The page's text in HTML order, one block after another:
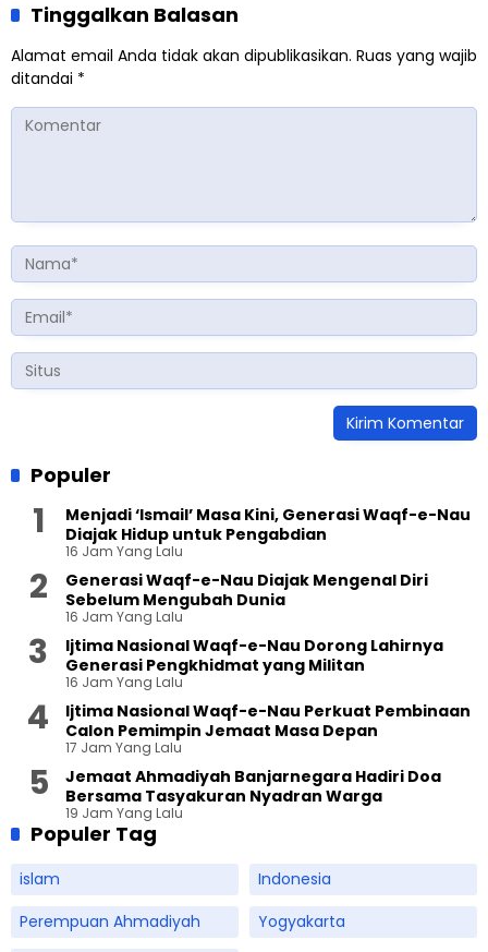
Tinggalkan Balasan
Alamat email Anda tidak akan dipublikasikan. Ruas yang wajib
ditandai *
Populer
Menjadi ‘Ismail’ Masa Kini, Generasi Waqf-e-Nau
Diajak Hidup untuk Pengabdian
16 Jam Yang Lalu
Generasi Waqf-e-Nau Diajak Mengenal Diri
Sebelum Mengubah Dunia
16 Jam Yang Lalu
Ijtima Nasional Waqf-e-Nau Dorong Lahirnya
Generasi Pengkhidmat yang Militan
16 Jam Yang Lalu
Ijtima Nasional Waqf-e-Nau Perkuat Pembinaan
Calon Pemimpin Jemaat Masa Depan
17 Jam Yang Lalu
Jemaat Ahmadiyah Banjarnegara Hadiri Doa
Bersama Tasyakuran Nyadran Warga
19 Jam Yang Lalu
Populer Tag
islam
Indonesia
Perempuan Ahmadiyah
Yogyakarta